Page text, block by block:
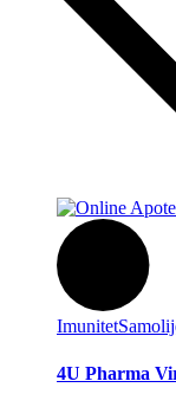
Imunitet
4U Pharma